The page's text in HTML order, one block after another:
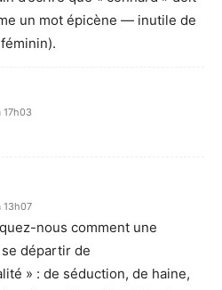
un mot épicène — inutile de
17h03
13h07
nous comment une
départir de
» : de séduction, de haine,